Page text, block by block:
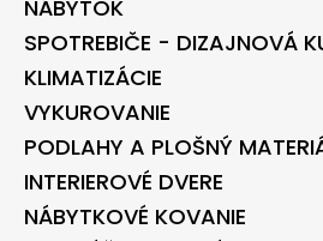
NÁBYTOK
SPOTREBIČE - DIZAJNOVÁ
KLIMATIZÁCIE
VYKUROVANIE
PODLAHY A PLOŠNÝ
INTERIEROVÉ DVERE
NÁBYTKOVÉ KOVANIE